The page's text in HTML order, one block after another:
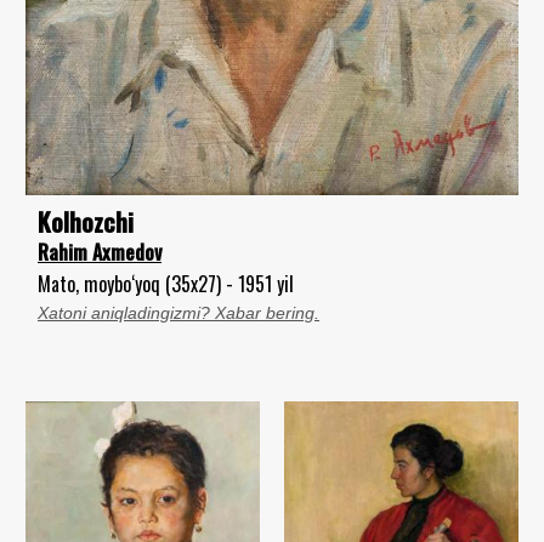
Kolhozchi
Rahim Axmedov
Mato, moybo‘yoq (35x27) - 1951 yil
Xatoni aniqladingizmi? Xabar bering.